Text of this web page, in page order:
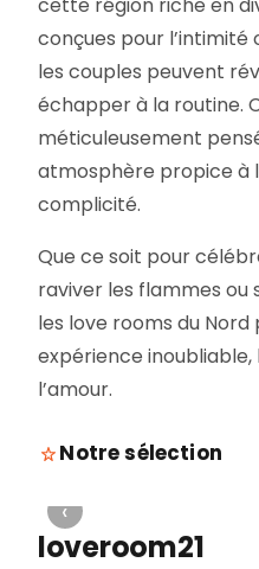
conçues pour
les couples peuvent
échapper à la routine.
méticuleusement
atmosphère propice à
complicité.
Que ce soit pour
raviver les flammes
les love rooms du
expérience
l’amour.
Notre sélection
‹
loveroom21